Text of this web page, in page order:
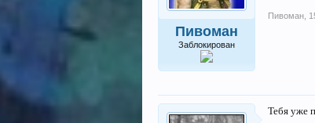
Пивоман
Заблокирован
Пивоман
Тебя уже